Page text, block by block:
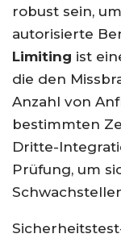
robust sein,
autorisierte
Limiting ist
die den
Anzahl von
bestimmten
Dritte-
Prüfung, um